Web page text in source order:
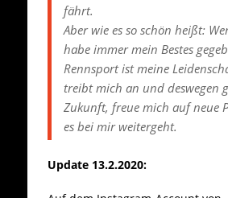
fährt.
Aber wie es so schön heißt:
habe immer mein Bestes
Rennsport ist meine
treibt mich an und deswegen
Zukunft, freue mich auf neue
es bei mir weitergeht.
Update 13.2.2020: